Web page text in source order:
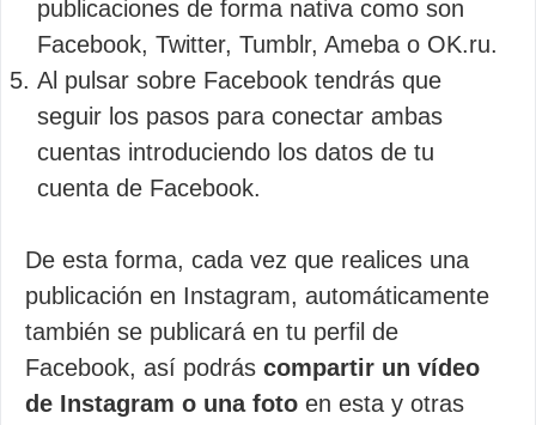
publicaciones de forma nativa como son
Facebook, Twitter, Tumblr, Ameba o OK.ru.
Al pulsar sobre Facebook tendrás que
seguir los pasos para conectar ambas
cuentas introduciendo los datos de tu
cuenta de Facebook.
De esta forma, cada vez que realices una
publicación en Instagram, automáticamente
también se publicará en tu perfil de
Facebook, así podrás compartir un vídeo
de Instagram o una foto en esta y otras